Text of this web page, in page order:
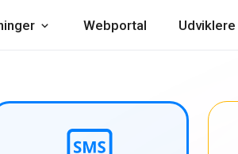
Webportal Udviklere